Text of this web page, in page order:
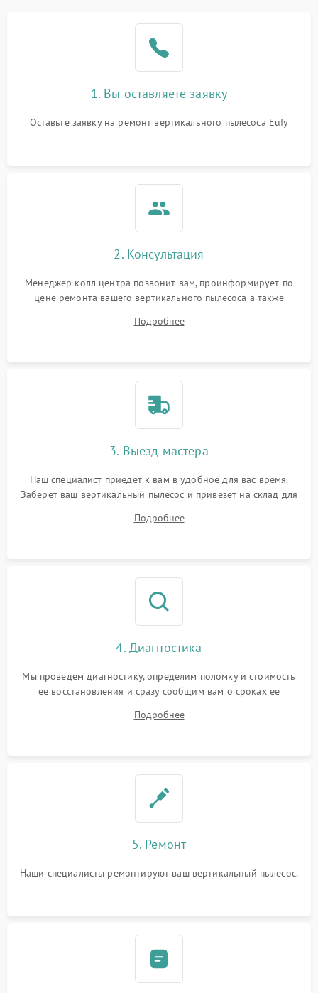
1. Вы оставляете заявку
Оставьте заявку на ремонт вертикального пылесоса Eufy
2. Консультация
Менеджер колл центра позвонит вам, проинформирует по
цене ремонта вашего вертикального пылесоса а также
Подробнее
3. Выезд мастера
Наш специалист приедет к вам в удобное для вас время.
Заберет ваш вертикальный пылесос и привезет на склад для
Подробнее
4. Диагностика
Мы проведем диагностику, определим поломку и стоимость
ее восстановления и сразу сообщим вам о сроках ее
Подробнее
5. Ремонт
Наши специалисты ремонтируют ваш вертикальный пылесос.